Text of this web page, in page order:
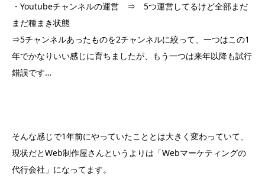
・Youtubeチャンネルの運営 ⇒ 5つ運営してるけど全部まだ
まだ種まき状態
⇒5チャンネルあったものを2チャンネルに絞って、一つはこの1
年でかなりいい感じに育ちましたが、もう一つは来年以降も試行
錯誤です…
そんな感じで1年前にやっていたこととは大きく変わっていて、
現状だとWeb制作屋さんというよりは「Webマーケティングの
代行会社」になってます。